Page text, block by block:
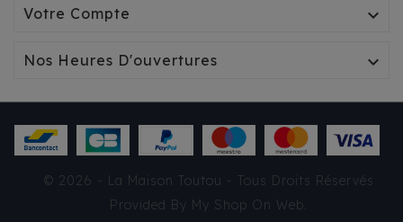
T-SHIRT MILK & PEPPER
25,95 €
Votre Compte 
Nos Heures D'ouvertures 
© 2026 - La Maison Toutou - Tous Droits Réservés
Provided By My Shop On Web